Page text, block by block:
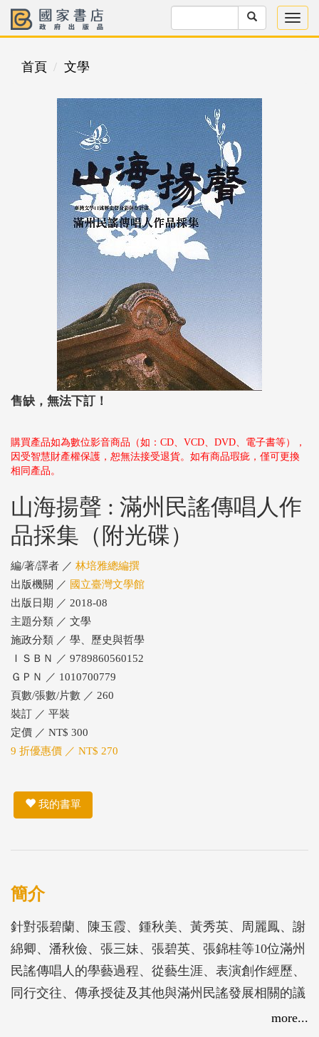
首頁 文學
售缺，無法下訂！
購買產品如為數位影音商品（如：CD、VCD、DVD、電子書等），
因受智慧財產權保護，恕無法接受退貨。如有商品瑕疵，僅可更換
相同產品。
山海揚聲 : 滿州民謠傳唱人作
品採集（附光碟）
編/著/譯者 ／ 林培雅總編撰
出版機關 ／ 國立臺灣文學館
出版日期 ／ 2018-08
主題分類 ／ 文學
施政分類 ／ 學、歷史與哲學
ＩＳＢＮ ／ 9789860560152
ＧＰＮ ／ 1010700779
頁數/張數/片數 ／ 260
裝訂 ／ 平裝
定價 ／ NT$ 300
9 折優惠價 ／ NT$ 270
我的書單
簡介
針對張碧蘭、陳玉霞、鍾秋美、黃秀英、周麗鳳、謝
綿卿、潘秋儉、張三妹、張碧英、張錦桂等10位滿州
民謠傳唱人的學藝過程、從藝生涯、表演創作經歷、
同行交往、傳承授徒及其他與滿州民謠發展相關的議
題進行錄影採訪。並使用「漢羅合用」及「全羅馬
more...